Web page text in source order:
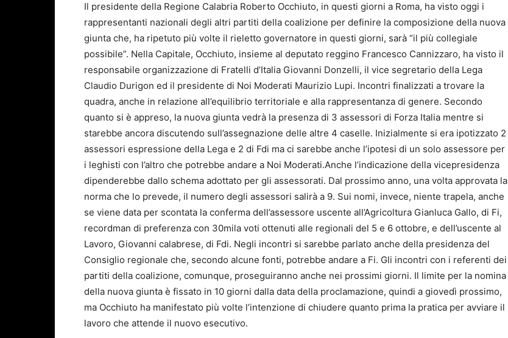
Il presidente della Regione Calabria Roberto Occhiuto, in questi giorni a Roma, ha visto oggi i
rappresentanti nazionali degli altri partiti della coalizione per definire la composizione della nuova
giunta che, ha ripetuto più volte il rieletto governatore in questi giorni, sarà “il più collegiale
possibile”. Nella Capitale, Occhiuto, insieme al deputato reggino Francesco Cannizzaro, ha visto il
responsabile organizzazione di Fratelli d’Italia Giovanni Donzelli, il vice segretario della Lega
Claudio Durigon ed il presidente di Noi Moderati Maurizio Lupi. Incontri finalizzati a trovare la
quadra, anche in relazione all’equilibrio territoriale e alla rappresentanza di genere. Secondo
quanto si è appreso, la nuova giunta vedrà la presenza di 3 assessori di Forza Italia mentre si
starebbe ancora discutendo sull’assegnazione delle altre 4 caselle. Inizialmente si era ipotizzato 2
assessori espressione della Lega e 2 di Fdi ma ci sarebbe anche l’ipotesi di un solo assessore per
i leghisti con l’altro che potrebbe andare a Noi Moderati.Anche l’indicazione della vicepresidenza
dipenderebbe dallo schema adottato per gli assessorati. Dal prossimo anno, una volta approvata la
norma che lo prevede, il numero degli assessori salirà a 9. Sui nomi, invece, niente trapela, anche
se viene data per scontata la conferma dell’assessore uscente all’Agricoltura Gianluca Gallo, di Fi,
recordman di preferenza con 30mila voti ottenuti alle regionali del 5 e 6 ottobre, e dell’uscente al
Lavoro, Giovanni calabrese, di Fdi. Negli incontri si sarebbe parlato anche della presidenza del
Consiglio regionale che, secondo alcune fonti, potrebbe andare a Fi. Gli incontri con i referenti dei
partiti della coalizione, comunque, proseguiranno anche nei prossimi giorni. Il limite per la nomina
della nuova giunta è fissato in 10 giorni dalla data della proclamazione, quindi a giovedì prossimo,
ma Occhiuto ha manifestato più volte l’intenzione di chiudere quanto prima la pratica per avviare il
lavoro che attende il nuovo esecutivo.